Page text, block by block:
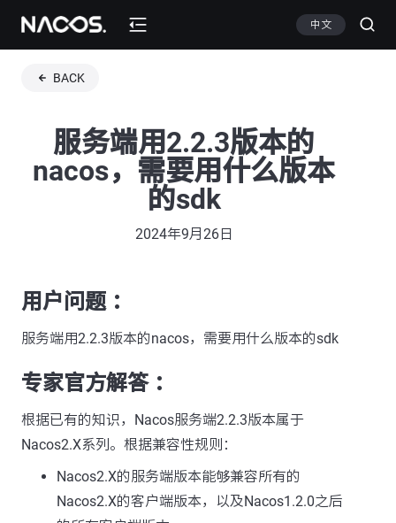
中文
BACK
服务端用2.2.3版本的
nacos，需要用什么版本
的sdk
2024年9月26日
用户问题 ：
服务端用2.2.3版本的nacos，需要用什么版本的sdk
专家官方解答 ：
根据已有的知识，Nacos服务端2.2.3版本属于
Nacos2.X系列。根据兼容性规则：
Nacos2.X的服务端版本能够兼容所有的
Nacos2.X的客户端版本，以及Nacos1.2.0之后